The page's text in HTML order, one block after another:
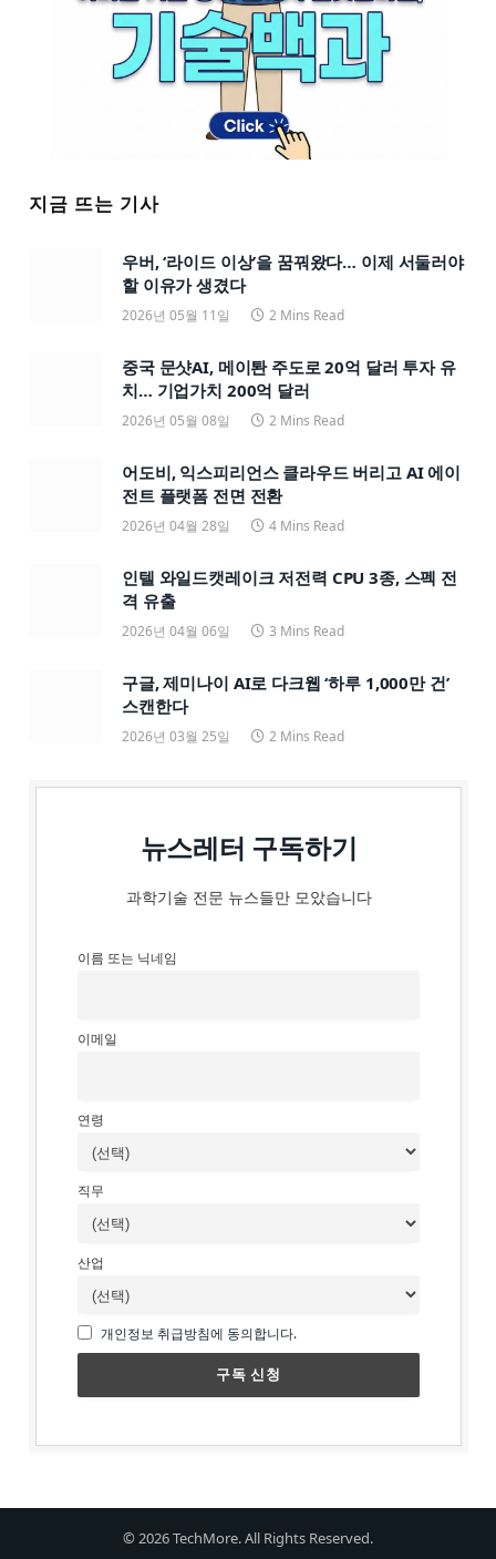
지금 뜨는 기사
우버, ‘라이드 이상’을 꿈꿔왔다… 이제 서둘러야
할 이유가 생겼다
2026년 05월 11일 2 Mins Read
중국 문샷AI, 메이퇀 주도로 20억 달러 투자 유
치… 기업가치 200억 달러
2026년 05월 08일 2 Mins Read
어도비, 익스피리언스 클라우드 버리고 AI 에이
전트 플랫폼 전면 전환
2026년 04월 28일 4 Mins Read
인텔 와일드캣레이크 저전력 CPU 3종, 스펙 전
격 유출
2026년 04월 06일 3 Mins Read
구글, 제미나이 AI로 다크웹 ‘하루 1,000만 건’
스캔한다
2026년 03월 25일 2 Mins Read
뉴스레터 구독하기
과학기술 전문 뉴스들만 모았습니다
이름 또는 닉네임
이메일
연령
직무
산업
개인정보 취급방침에 동의합니다.
© 2026 TechMore. All Rights Reserved.